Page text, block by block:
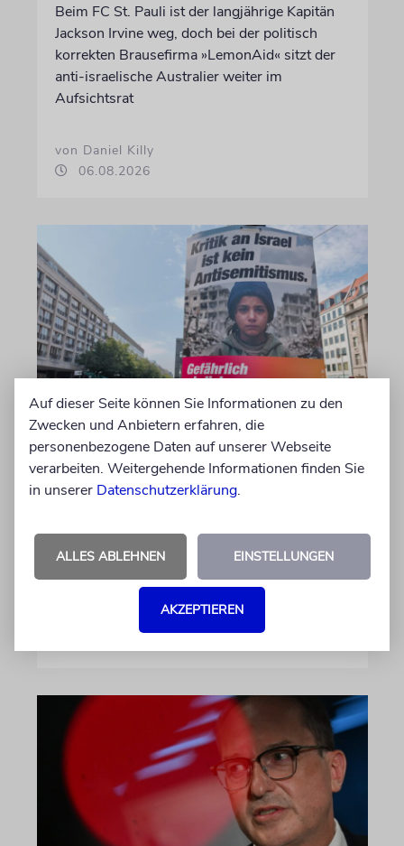
Beim FC St. Pauli ist der langjährige Kapitän
Jackson Irvine weg, doch bei der politisch
korrekten Brausefirma »LemonAid« sitzt der
anti-israelische Australier weiter im
Aufsichtsrat
von Daniel Killy
06.08.2026
Landtagswahlkampf mit
Israelfeindlichkeit
Mit einem vielleicht auf den ersten Blick
Stimmung. Gegen den einzigen jüdischen
Auf dieser Seite können Sie Informationen zu den
Zwecken und Anbietern erfahren, die
personenbezogene Daten auf unserer Webseite
verarbeiten. Weitergehende Informationen finden Sie
in unserer Datenschutzerklärung.
ALLES ABLEHNEN EINSTELLUNGEN
AKZEPTIEREN